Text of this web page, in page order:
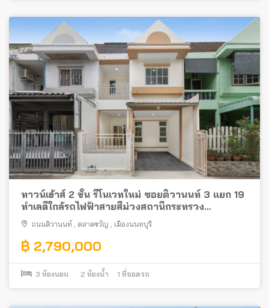
ทาวน์เฮ้าส์ 2 ชั้น รีโนเวทใหม่ ซอยติวานนท์ 3 แยก 19
ทำเลดีใกล้รถไฟฟ้าสายสีม่วงสถานีกระทรวง
สาธารณสุข ตรงข้ามกับกระทรวงสาธารณสุข
ถนนติวานนท์ ตลาดขวัญ เมืองนนทบุรี
฿ 2,790,000
3 ห้องนอน 2 ห้องน้ำ 1 ที่จอดรถ